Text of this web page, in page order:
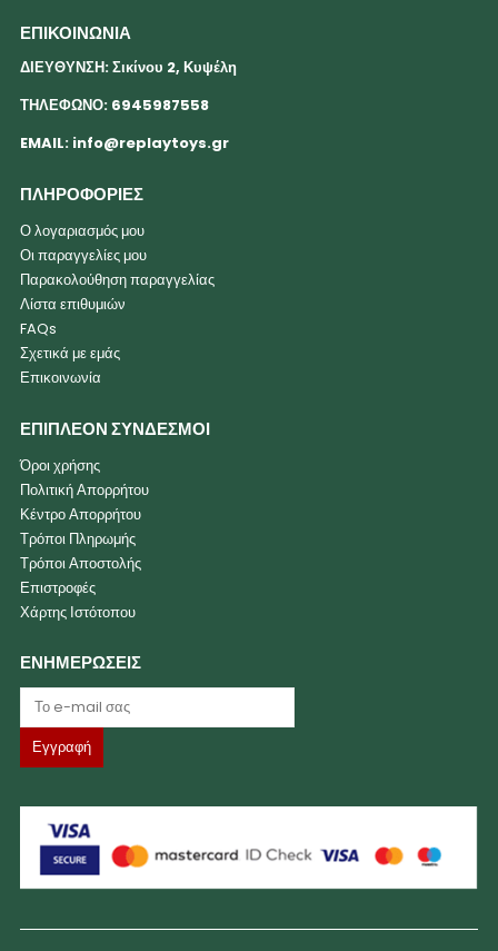
ΕΠΙΚΟΙΝΩΝΙΑ
ΔΙΕΥΘΥΝΣΗ: Σικίνου 2, Κυψέλη
ΤΗΛΕΦΩΝΟ: 6945987558
EMAIL: info@replaytoys.gr
ΠΛΗΡΟΦΟΡΙΕΣ
Ο λογαριασμός μου
Οι παραγγελίες μου
Παρακολούθηση παραγγελίας
Λίστα επιθυμιών
FAQs
Σχετικά με εμάς
Επικοινωνία
ΕΠΙΠΛΕΟΝ ΣΥΝΔΕΣΜΟΙ
Όροι χρήσης
Πολιτική Απορρήτου
Κέντρο Απορρήτου
Τρόποι Πληρωμής
Τρόποι Αποστολής
Επιστροφές
Χάρτης Ιστότοπου
ΕΝΗΜΕΡΩΣΕΙΣ